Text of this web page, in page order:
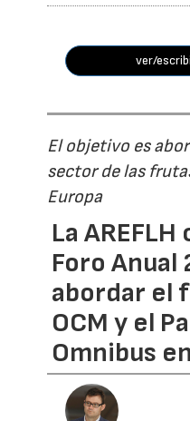
ver/
El objetivo es
sector de las
Europa
La
Foro Anual
abordar el
OCM y el
Omnibus